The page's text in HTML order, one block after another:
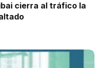
cierra al tráfico la